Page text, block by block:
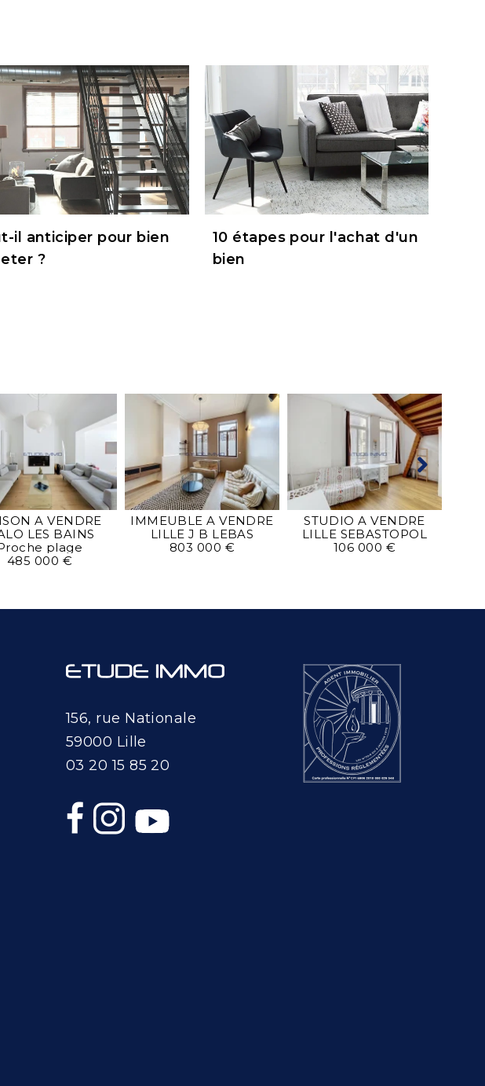
il anticiper pour bien
?
10 étapes pour l'achat d'un
bien
A VENDRE
LES BAINS
plage
485 000 €
IMMEUBLE A VENDRE
LILLE J B LEBAS
803 000 €
STUDIO A VENDRE
LILLE SEBASTOPOL
106 000 €
156, rue Nationale
59000 Lille
03 20 15 85 20